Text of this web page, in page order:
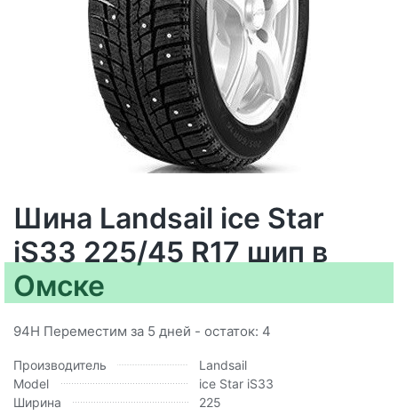
Шина Landsail ice Star
iS33 225/45 R17 шип в
Омске
94H Переместим за 5 дней - остаток: 4
Производитель
Landsail
Model
ice Star iS33
Ширина
225